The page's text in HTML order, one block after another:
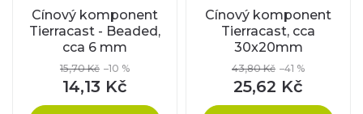
Cínový komponent
Tierracast - Beaded,
cca 6 mm
15,70 Kč –10 %
14,13 Kč
Cínový komponent
Tierracast, cca
30x20mm
43,80 Kč –41 %
25,62 Kč